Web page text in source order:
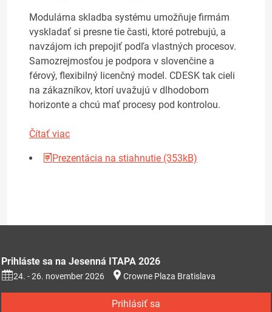
Modulárna skladba systému umožňuje firmám
vyskladať si presne tie časti, ktoré potrebujú, a
navzájom ich prepojiť podľa vlastných procesov.
Samozrejmosťou je podpora v slovenčine a
férový, flexibilný licenčný model. CDESK tak cieli
na zákazníkov, ktorí uvažujú v dlhodobom
horizonte a chcú mať procesy pod kontrolou.
Čítať viac
Prezentácia na stiahnutie (353kB)
Prihláste sa na Jesenná ITAPA 2026
24. - 26. november 2026 Crowne Plaza Bratislava
Prihlásiť sa